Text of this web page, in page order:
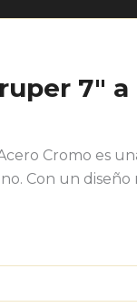
7″ a
Cromo es
Con un